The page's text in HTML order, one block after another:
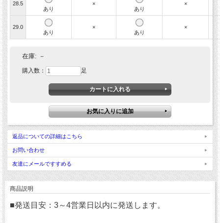
28.5
あり
×
あり
×
29.0
あり
×
あり
×
在庫: －
購入数： 足
返品についての詳細はこちら
お問い合わせ
友達にメールですすめる
商品説明
■発送目安：3～4営業日以内に発送します。